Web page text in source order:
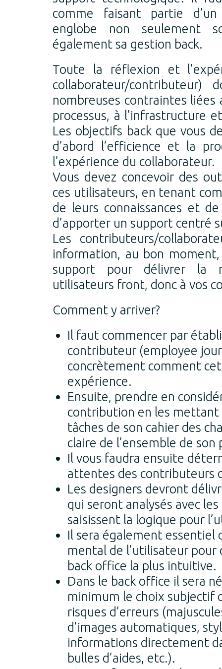
comme faisant partie
englobe non seulement
également sa gestion back.
Toute la réflexion et
collaborateur/
nombreuses contraintes
processus, à l’infrastructure
Les objectifs back que vous
d’abord l’efficience et la
l’expérience du collaborateur.
Vous devez concevoir des
ces utilisateurs, en tenant
de leurs connaissances et
d’apporter un support centré
Les contributeurs/
information, au bon
support pour délivrer la
utilisateurs front, donc à vos
Comment y arriver?
Il faut commencer par
contributeur (employee
concrètement comment
expérience.
Ensuite, prendre en
contribution en les mettant
tâches de son cahier des
claire de l’ensemble de
Il vous faudra ensuite
attentes des contributeurs
Les designers devront
qui seront analysés avec
saisissent la logique pour
Il sera également essentiel
mental de l’utilisateur
back office la plus intuitive.
Dans le back office il sera
minimum le choix subjectif
risques d’erreurs
d’images automatiques,
informations directement
bulles d’aides, etc.).